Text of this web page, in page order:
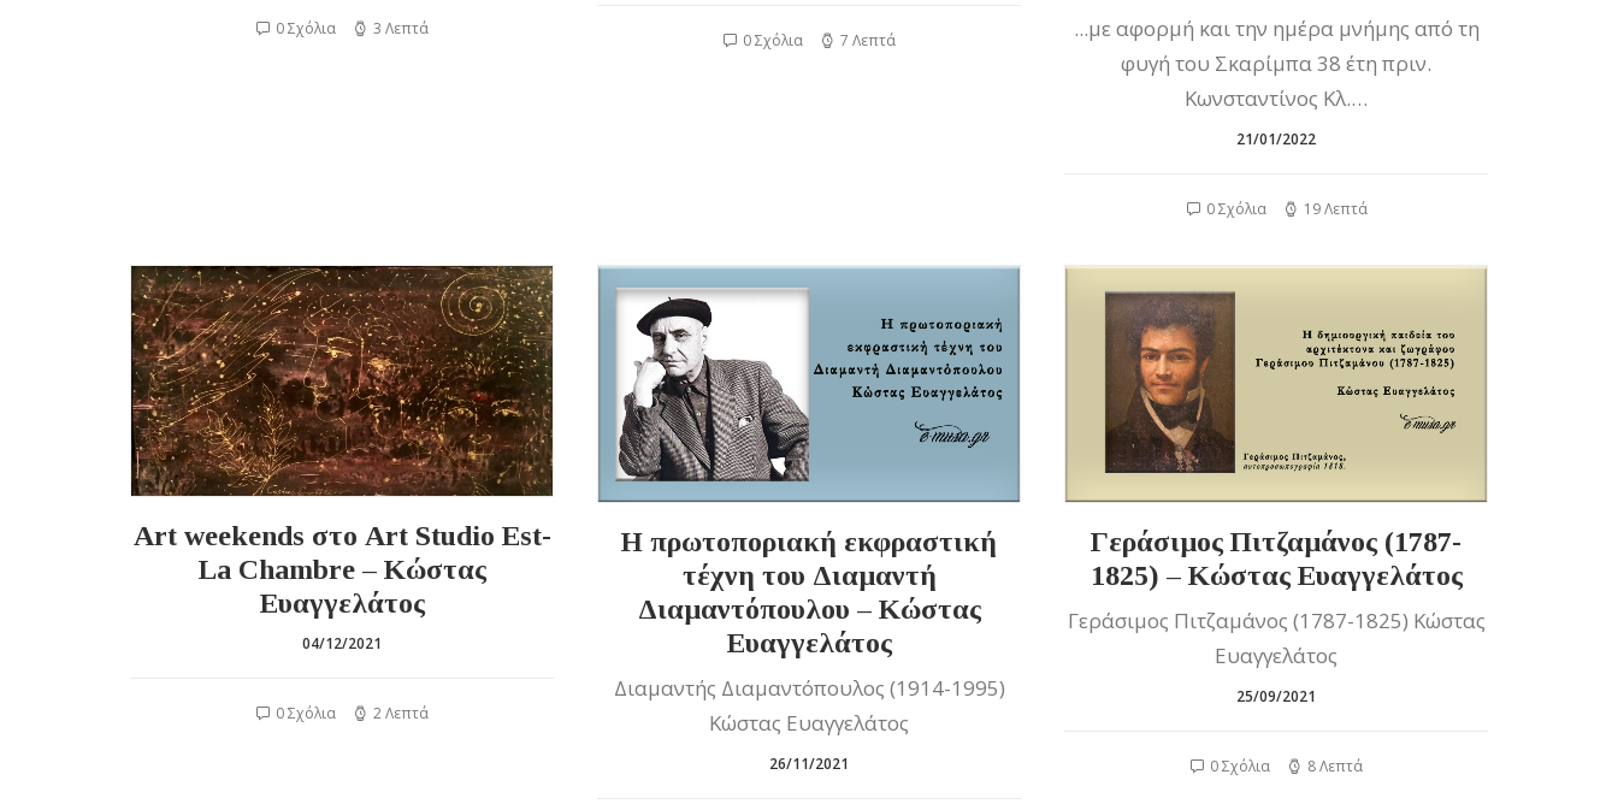
0 Σχόλια 3 Λεπτά
0 Σχόλια 7 Λεπτά
...με αφορμή και την ημέρα μνήμης από τη
φυγή του Σκαρίμπα 38 έτη πριν.
Κωνσταντίνος Κλ.…
21/01/2022
0 Σχόλια 19 Λεπτά
Art weekends στο Art Studio Est-
La Chambre – Κώστας
Ευαγγελάτος
04/12/2021
0 Σχόλια 2 Λεπτά
Η πρωτοποριακή εκφραστική
τέχνη του Διαμαντή
Διαμαντόπουλου – Κώστας
Ευαγγελάτος
Διαμαντής Διαμαντόπουλος (1914-1995)
Κώστας Ευαγγελάτος
26/11/2021
Γεράσιμος Πιτζαμάνος (1787-
1825) – Κώστας Ευαγγελάτος
Γεράσιμος Πιτζαμάνος (1787-1825) Κώστας
Ευαγγελάτος
25/09/2021
0 Σχόλια 8 Λεπτά